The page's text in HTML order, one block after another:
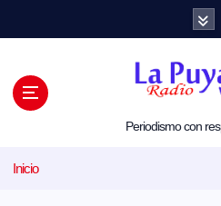
l
Periodismo con
Inicio